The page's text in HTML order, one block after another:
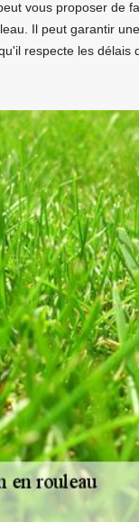
vous proposer de
Il peut garantir
respecte les délais